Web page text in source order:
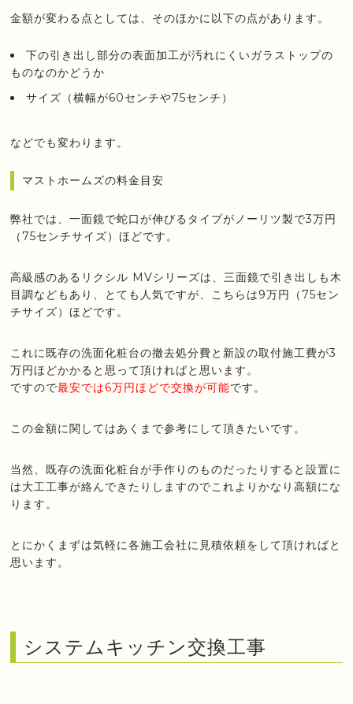
金額が変わる点としては、そのほかに以下の点があります。
下の引き出し部分の表面加工が汚れにくいガラストップの
ものなのかどうか
サイズ（横幅が60センチや75センチ）
などでも変わります。
マストホームズの料金目安
弊社では、一面鏡で蛇口が伸びるタイプがノーリツ製で3万円
（75センチサイズ）ほどです。
高級感のあるリクシル MVシリーズは、三面鏡で引き出しも木
目調などもあり、とても人気ですが、こちらは9万円（75セン
チサイズ）ほどです。
これに既存の洗面化粧台の撤去処分費と新設の取付施工費が3
万円ほどかかると思って頂ければと思います。
ですので最安では6万円ほどで交換が可能です。
この金額に関してはあくまで参考にして頂きたいです。
当然、既存の洗面化粧台が手作りのものだったりすると設置に
は大工工事が絡んできたりしますのでこれよりかなり高額にな
ります。
とにかくまずは気軽に各施工会社に見積依頼をして頂ければと
思います。
システムキッチン交換工事